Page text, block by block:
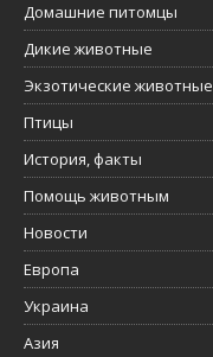
Домашние питомцы
Дикие животные
Экзотические животные
Птицы
История, факты
Помощь животным
Новости
Европа
Украина
Азия